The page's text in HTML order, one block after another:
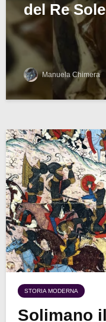
del Re Sole
Manuela Chimera
STORIA MODERNA
Solimano